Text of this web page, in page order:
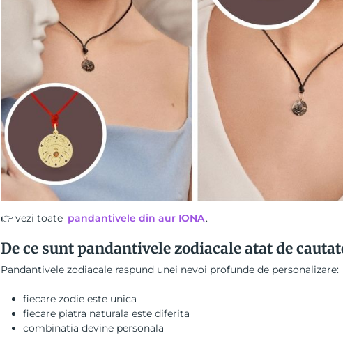
👉 vezi toate pandantivele din aur IONA.
De ce sunt pandantivele zodiacale atat de
Pandantivele zodiacale raspund unei nevoi profunde de personalizare:
fiecare zodie este unica
fiecare piatra naturala este diferita
combinatia devine personala